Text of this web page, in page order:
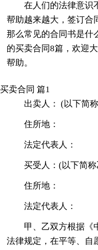
在人们的法律意识
帮助越来越大，签订合
那么常见的合同书是什
的买卖合同8篇，欢迎
帮助。
买卖合同 篇1
出卖人： (以下简
住所地：
法定代表人：
买受人：(以下简
住所地：
法定代表人：
甲、乙双方根据《
法律规定，在平等、自